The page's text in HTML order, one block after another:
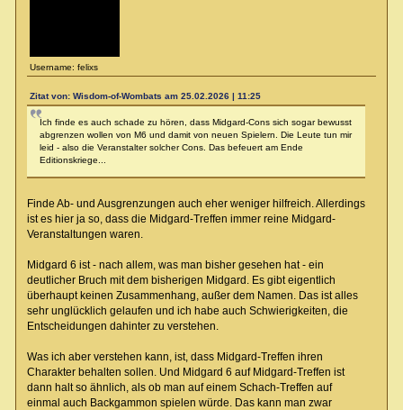
Username: felixs
Zitat von: Wisdom-of-Wombats am 25.02.2026 | 11:25
Ich finde es auch schade zu hören, dass Midgard-Cons sich sogar bewusst
abgrenzen wollen von M6 und damit von neuen Spielern. Die Leute tun mir
leid - also die Veranstalter solcher Cons. Das befeuert am Ende
Editionskriege...
Finde Ab- und Ausgrenzungen auch eher weniger hilfreich. Allerdings
ist es hier ja so, dass die Midgard-Treffen immer reine Midgard-
Veranstaltungen waren.
Midgard 6 ist - nach allem, was man bisher gesehen hat - ein
deutlicher Bruch mit dem bisherigen Midgard. Es gibt eigentlich
überhaupt keinen Zusammenhang, außer dem Namen. Das ist alles
sehr unglücklich gelaufen und ich habe auch Schwierigkeiten, die
Entscheidungen dahinter zu verstehen.
Was ich aber verstehen kann, ist, dass Midgard-Treffen ihren
Charakter behalten sollen. Und Midgard 6 auf Midgard-Treffen ist
dann halt so ähnlich, als ob man auf einem Schach-Treffen auf
einmal auch Backgammon spielen würde. Das kann man zwar